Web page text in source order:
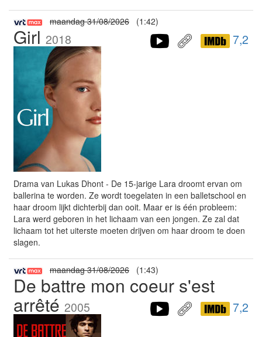
maandag 31/08/2026 (1:42)
Girl 2018 7,2
Drama van Lukas Dhont - De 15-jarige Lara droomt ervan om
ballerina te worden. Ze wordt toegelaten in een balletschool en
haar droom lijkt dichterbij dan ooit. Maar er is één probleem:
Lara werd geboren in het lichaam van een jongen. Ze zal dat
lichaam tot het uiterste moeten drijven om haar droom te doen
slagen.
maandag 31/08/2026 (1:43)
De battre mon coeur s'est
arrêté 2005 7,2